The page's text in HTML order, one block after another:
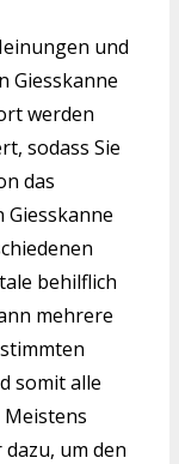
und
Giesskanne
werden
sodass Sie
das
behilflich
mehrere
somit alle
um den